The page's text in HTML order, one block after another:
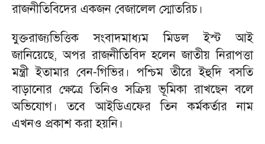
রাজনীতিবিদের একজন বেজালেল স্মোতরিচ।
যুক্তরাজ্যভিত্তিক সংবাদমাধ্যম মিডল ইস্ট আই
জানিয়েছে, অপর রাজনীতিবিদ হলেন জাতীয় নিরাপত্তা
মন্ত্রী ইতামার বেন-গিভির। পশ্চিম তীরে ইহুদি বসতি
বাড়ানোর ক্ষেত্রে তিনিও সক্রিয় ভূমিকা রাখছেন বলে
অভিযোগ। তবে আইডিএফের তিন কর্মকর্তার নাম
এখনও প্রকাশ করা হয়নি।